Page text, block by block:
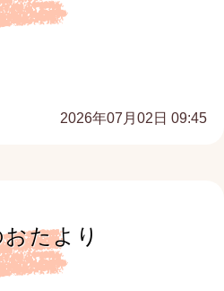
2026年07月02日 09:45
たより